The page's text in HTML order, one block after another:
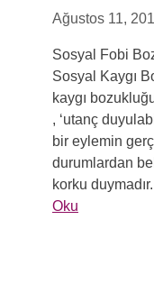
Ağustos 11,
Sosyal Fobi
Sosyal Kaygı
kaygı
, ‘utanç
bir eylemin
durumlardan
korku
Oku